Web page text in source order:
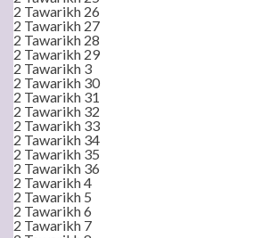
2 Tawarikh 26
2 Tawarikh 27
2 Tawarikh 28
2 Tawarikh 29
2 Tawarikh 3
2 Tawarikh 30
2 Tawarikh 31
2 Tawarikh 32
2 Tawarikh 33
2 Tawarikh 34
2 Tawarikh 35
2 Tawarikh 36
2 Tawarikh 4
2 Tawarikh 5
2 Tawarikh 6
2 Tawarikh 7